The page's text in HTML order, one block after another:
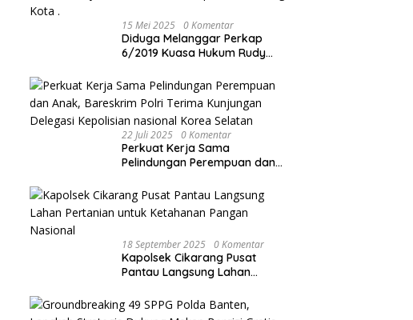
15 Mei 2025 0 Komentar
Diduga Melanggar Perkap
6/2019 Kuasa Hukum Rudy
Bandung Kota .
22 Juli 2025 0 Komentar
Perkuat Kerja Sama
Pelindungan Perempuan dan
Kunjungan Delegasi Kepolisian
nasional Korea Selatan
18 September 2025 0 Komentar
Kapolsek Cikarang Pusat
Pantau Langsung Lahan
Pangan Nasional